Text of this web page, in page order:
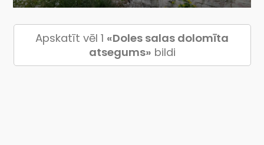
Apskatīt vēl 1 «Doles salas dolomīta
atsegums» bildi